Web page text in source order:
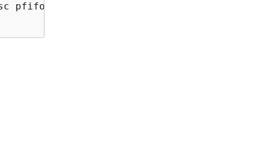
pfifo_fast state UP mode DEFAULT group